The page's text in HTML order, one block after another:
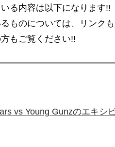
る内容は以下になります!!
ものについては、リンク
もご覧ください!!
vs Young Gunzのエキシ